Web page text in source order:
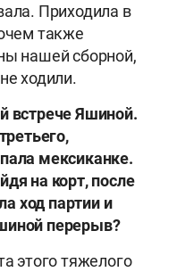
Приходила в
также
нашей сборной,
ходили.
встрече Яшиной.
мексиканке.
на корт, после
ход партии и
перерыв?
этого тяжелого